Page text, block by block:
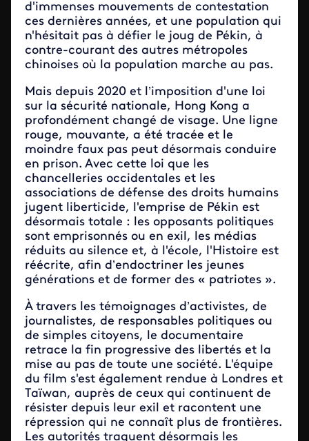
d'immenses mouvements de contestation
ces dernières années, et une population qui
n'hésitait pas à défier le joug de Pékin, à
contre-courant des autres métropoles
chinoises où la population marche au pas.
Mais depuis 2020 et l’imposition d'une loi
sur la sécurité nationale, Hong Kong a
profondément changé de visage. Une ligne
rouge, mouvante, a été tracée et le
moindre faux pas peut désormais conduire
en prison. Avec cette loi que les
chancelleries occidentales et les
associations de défense des droits humains
jugent liberticide, l'emprise de Pékin est
désormais totale : les opposants politiques
sont emprisonnés ou en exil, les médias
réduits au silence et, à l'école, l'Histoire est
réécrite, afin d’endoctriner les jeunes
générations et de former des « patriotes ».
À travers les témoignages d’activistes, de
journalistes, de responsables politiques ou
de simples citoyens, le documentaire
retrace la fin progressive des libertés et la
mise au pas de toute une société. L'équipe
du film s'est également rendue à Londres et
Taïwan, auprès de ceux qui continuent de
résister depuis leur exil et racontent une
répression qui ne connaît plus de frontières.
Les autorités traquent désormais les